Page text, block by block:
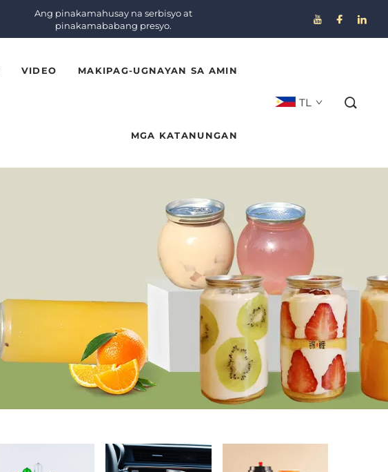
Ang pinakamahusay na serbisyo at
pinakamababang presyo.
VIDEO MAKIPAG-UGNAYAN SA AMIN
MGA KATANUNGAN
TL